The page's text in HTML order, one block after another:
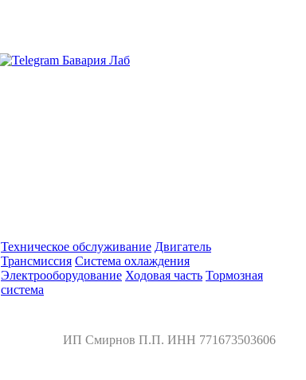
Техническое обслуживание Двигатель
Трансмиссия Система охлаждения
Электрооборудование Ходовая часть Тормозная
система
ИП Смирнов П.П. ИНН 771673503606